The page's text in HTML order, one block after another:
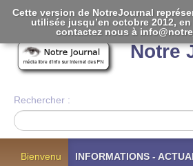
Notre
Rechercher :
Bienvenu INFORMATIONS -
Cette version de NotreJournal
utilisée jusqu’en octobre 2012,
contactez nous à